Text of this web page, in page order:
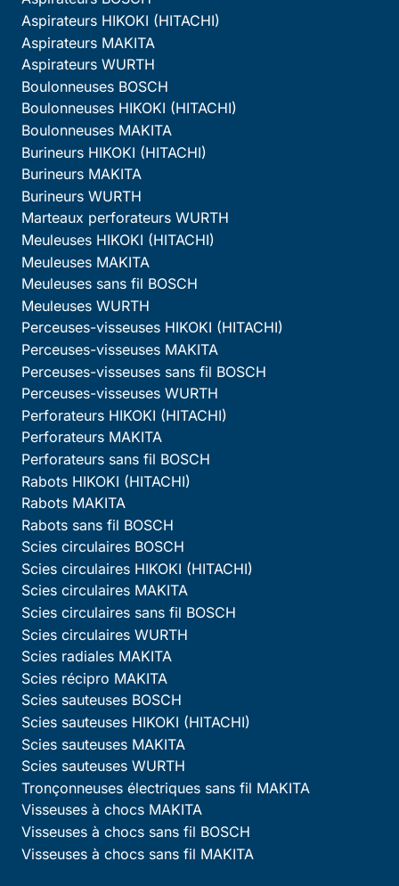
Aspirateurs HIKOKI (HITACHI)
Aspirateurs MAKITA
Aspirateurs WURTH
Boulonneuses BOSCH
Boulonneuses HIKOKI (HITACHI)
Boulonneuses MAKITA
Burineurs HIKOKI (HITACHI)
Burineurs MAKITA
Burineurs WURTH
Marteaux perforateurs WURTH
Meuleuses HIKOKI (HITACHI)
Meuleuses MAKITA
Meuleuses sans fil BOSCH
Meuleuses WURTH
Perceuses-visseuses HIKOKI (HITACHI)
Perceuses-visseuses MAKITA
Perceuses-visseuses sans fil BOSCH
Perceuses-visseuses WURTH
Perforateurs HIKOKI (HITACHI)
Perforateurs MAKITA
Perforateurs sans fil BOSCH
Rabots HIKOKI (HITACHI)
Rabots MAKITA
Rabots sans fil BOSCH
Scies circulaires BOSCH
Scies circulaires HIKOKI (HITACHI)
Scies circulaires MAKITA
Scies circulaires sans fil BOSCH
Scies circulaires WURTH
Scies radiales MAKITA
Scies récipro MAKITA
Scies sauteuses BOSCH
Scies sauteuses HIKOKI (HITACHI)
Scies sauteuses MAKITA
Scies sauteuses WURTH
Tronçonneuses électriques sans fil MAKITA
Visseuses à chocs MAKITA
Visseuses à chocs sans fil BOSCH
Visseuses à chocs sans fil MAKITA